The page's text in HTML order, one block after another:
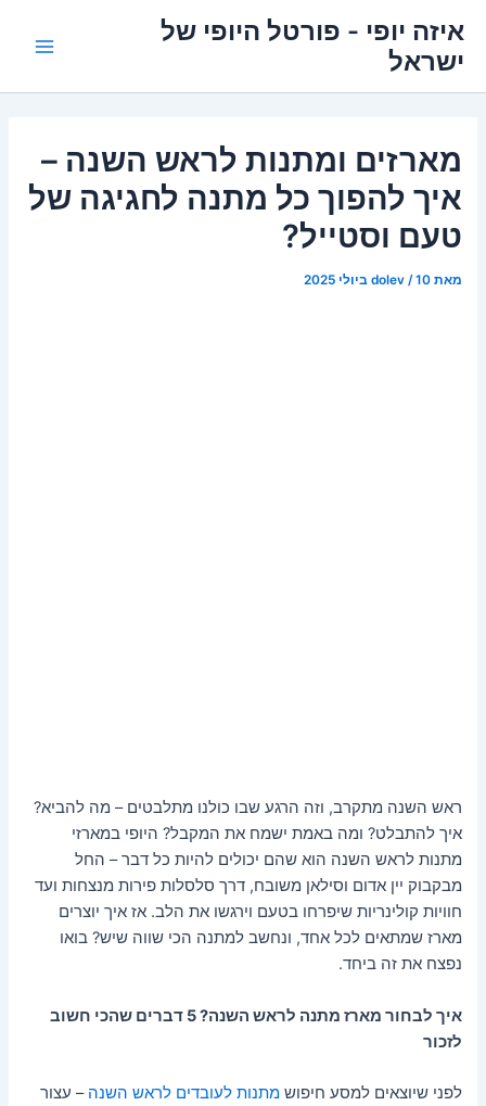
לתוכןאיזה יופי - פורטל היופי של
ישראל
מארזים ומתנות לראש השנה –
איך להפוך כל מתנה לחגיגה של
טעם וסטייל?
מאת dolev /10 ביולי 2025
ראש השנה מתקרב, וזה הרגע שבו כולנו מתלבטים – מה להביא?
איך להתבלט? ומה באמת ישמח את המקבל? היופי במארזי
מתנות לראש השנה הוא שהם יכולים להיות כל דבר – החל
מבקבוק יין אדום וסילאן משובח, דרך סלסלות פירות מנצחות ועד
חוויות קולינריות שיפרחו בטעם וירגשו את הלב. אז איך יוצרים
מארז שמתאים לכל אחד, ונחשב למתנה הכי שווה שיש? בואו
נפצח את זה ביחד.
איך לבחור מארז מתנה לראש השנה? 5 דברים שהכי חשוב
לזכור
לפני שיוצאים למסע חיפושמתנות לעובדים לראש השנה – עצור